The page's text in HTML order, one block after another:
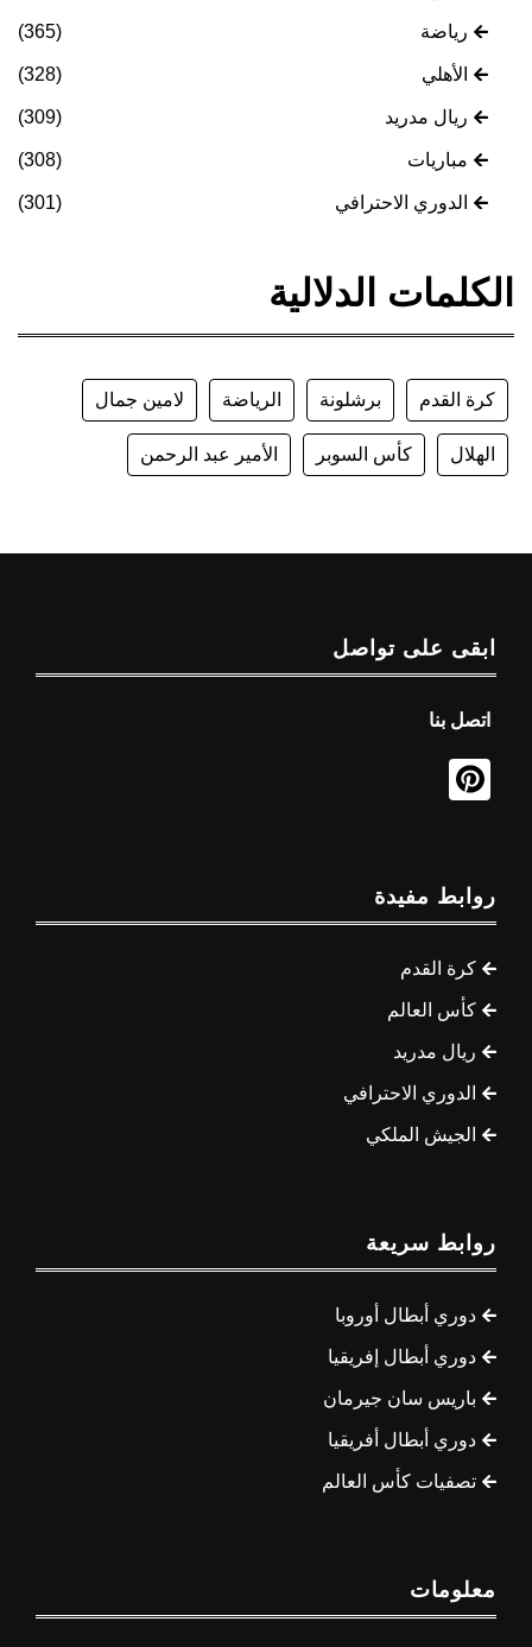
رياضة (365)
الأهلي (328)
ريال مدريد (309)
مباريات (308)
الدوري الاحترافي (301)
الكلمات الدلالية
كرة القدم برشلونة الرياضة لامين جمال
الهلال كأس السوبر الأمير عبد الرحمن
ابقى على تواصل
اتصل بنا
روابط مفيدة
كرة القدم
كأس العالم
ريال مدريد
الدوري الاحترافي
الجيش الملكي
روابط سريعة
دوري أبطال أوروبا
دوري أبطال إفريقيا
باريس سان جيرمان
دوري أبطال أفريقيا
تصفيات كأس العالم
معلومات